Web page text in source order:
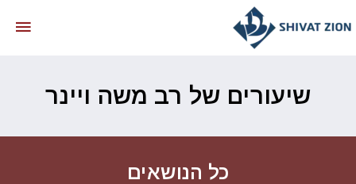
שיעורים של רב משה ויינר
כל הנושאים